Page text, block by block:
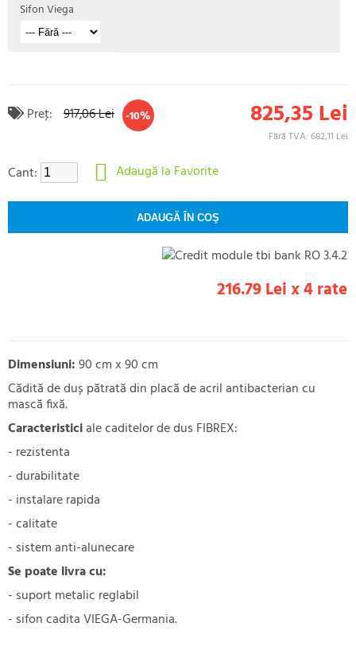
Sifon Viega
Preţ: -10%
917,06 Lei 825,35 Lei
Fără TVA: 682,11 Lei
Cant: Adaugă la Favorite
216.79 Lei x 4 rate
Dimensiuni:90 cm x 90 cm
Cădită de duș pătrată din placă de acril antibacterian cu
mască fixă.
Caracteristiciale caditelor de dus FIBREX:
- rezistenta
- durabilitate
- instalare rapida
- calitate
- sistem anti-alunecare
Se poate livra cu:
- suport metalic reglabil
- sifon cadita VIEGA-Germania.